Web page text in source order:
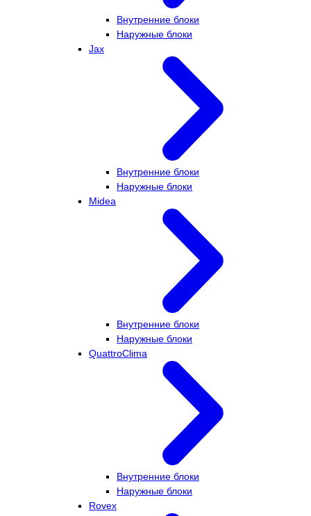
Внутренние блоки
Наружные блоки
Jax
Внутренние блоки
Наружные блоки
Midea
Внутренние блоки
Наружные блоки
QuattroClima
Внутренние блоки
Наружные блоки
Rovex